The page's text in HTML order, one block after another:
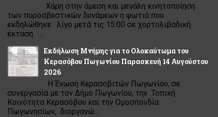
Χάρη στην άμεση και μεγάλη κινητοποίηση
των πυροσβεστικών δυνάμεων η φωτιά που
εκδηλώθηκε λίγο μετά τις 15:00 σε χορτολιβαδική
έκταση ...
Εκδήλωση Μνήμης για το Ολοκαύτωμα του
Κερασόβου Πωγωνίου Παρασκευή 14 Αυγούστου
2026
Η Ένωση Κερασοβιτών Πωγωνίου, σε
συνεργασία με τον Δήμο Πωγωνίου, την Τοπική
Κοινότητα Κερασόβου και την Ομοσπονδία
Πωγωνησίων, διοργανώ...